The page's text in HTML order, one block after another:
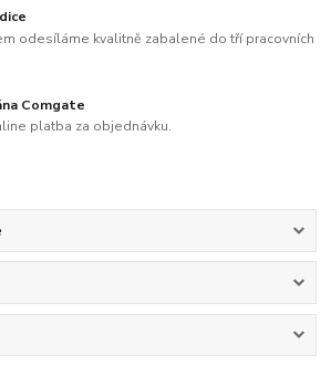
odesíláme kvalitně zabalené do tří pracovních
Comgate
platba za objednávku.